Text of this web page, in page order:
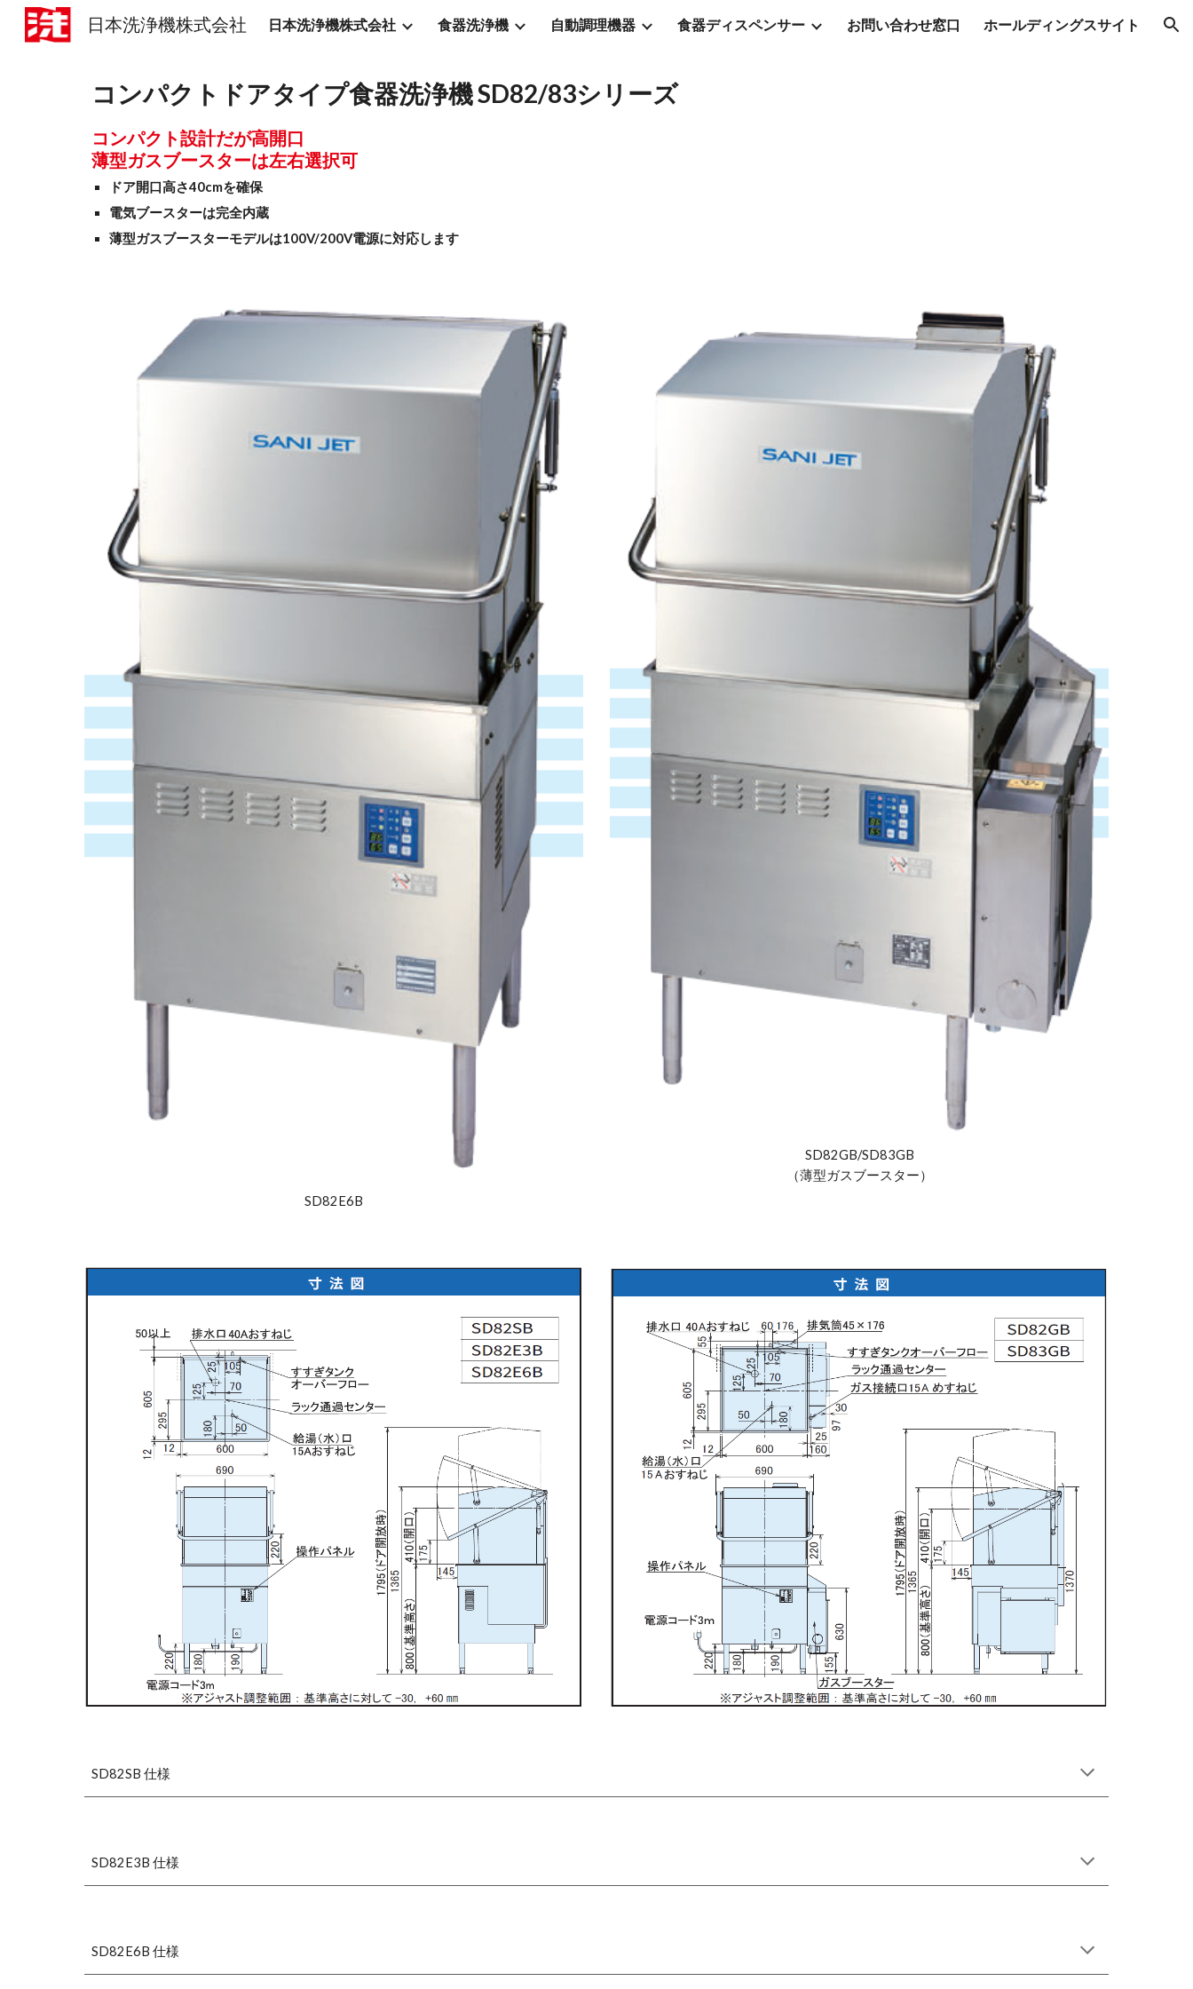
Skip to main content Skip to navigation
日本洗浄機株式会社 日本洗浄機株式会社 食器洗浄機 自動調理機器 食器ディスペンサー お問い合わせ窓口 ホールディングスサイト
コンパクトドアタイプ食器洗浄機 SD82/83シリーズ
コンパクト設計だが高開口
薄型ガスブースターは左右選択可
ドア開口高さ40cmを確保
電気ブースターは完全内蔵
薄型ガスブースターモデルは100V/200V電源に対応します
SD82E6B
SD82GB/SD83GB
（薄型ガスブースター）
SD82SB 仕様
SD82E3B 仕様
SD82E6B 仕様